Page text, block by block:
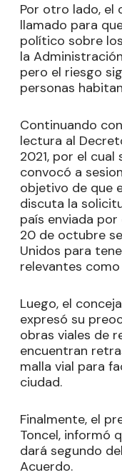
Por otro lado, el
llamado para
político sobre
la
pero el riesgo
personas
Continuando
lectura al
2021, por el
convocó a
objetivo de que
discuta la
país enviada por
20 de octubre
Unidos para
relevantes
Luego, el
expresó su
obras viales de
encuentran
malla vial para
ciudad.
Finalmente, el
Toncel, informó
dará segundo
Acuerdo.